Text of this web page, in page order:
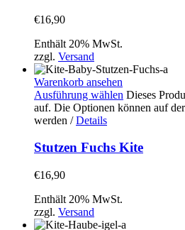
€16,90
Enthält 20% MwSt.
zzgl. Versand
Warenkorb ansehen
Ausführung wählen Dieses
auf. Die Optionen können auf
werden / Details
Stutzen Fuchs Kite
€16,90
Enthält 20% MwSt.
zzgl. Versand